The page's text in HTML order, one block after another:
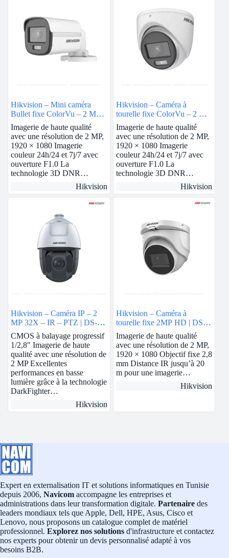
Hikvision – Mini caméra
Bullet fixe ColorVu – 2 MP |
DS-2CE10DF0T-F
Imagerie de haute qualité
avec une résolution de 2 MP,
1920 × 1080 Imagerie
couleur 24h/24 et 7j/7 avec
ouverture F1.0 La
technologie 3D DNR…
Hikvision
Hikvision – Caméra à
tourelle fixe ColorVu – 2 MP
| DS-2CE70DF0T-MF
Imagerie de haute qualité
avec une résolution de 2 MP,
1920 × 1080 Imagerie
couleur 24h/24 et 7j/7 avec
ouverture F1.0 La
technologie 3D DNR…
Hikvision
Hikvision – Caméra IP – 2
MP 32X – IR – PTZ | DS-
2DE5232IW-AE
CMOS à balayage progressif
1/2,8″ Imagerie de haute
qualité avec une résolution de
2 MP Excellentes
performances en basse
lumière grâce à la technologie
DarkFighter…
Hikvision
Hikvision – Caméra à
tourelle fixe 2MP HD | DS-
2CE76D0T-EXIMF
Imagerie de haute qualité
avec une résolution de 2 MP,
1920 × 1080 Objectif fixe 2,8
mm Distance IR jusqu’à 20
m pour une imagerie…
Hikvision
Expert en externalisation IT et solutions informatiques en Tunisie
depuis 2006, Navicom accompagne les entreprises et
administrations dans leur transformation digitale. Partenaire des
leaders mondiaux tels que Apple, Dell, HPE, Asus, Cisco et
Lenovo, nous proposons un catalogue complet de matériel
professionnel. Explorez nos solutions d'infrastructure et contactez
nos experts pour obtenir un devis personnalisé adapté à vos
besoins B2B.